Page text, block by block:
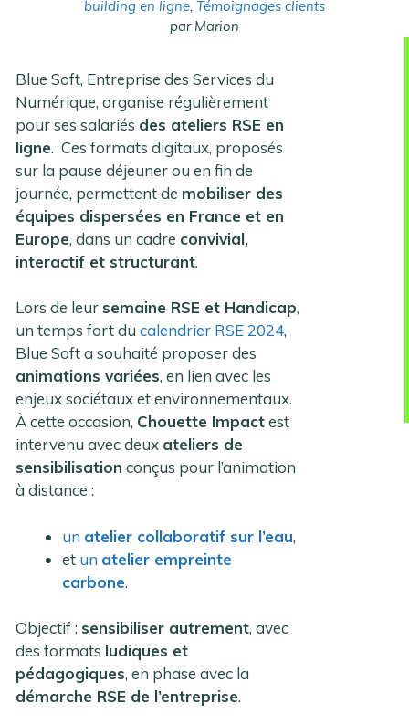
building en ligne Témoignages clients
par Marion
Blue Soft, Entreprise des Services du
Numérique, organise régulièrement
pour ses salariés des ateliers RSE en
ligne. Ces formats digitaux, proposés
sur la pause déjeuner ou en fin de
journée, permettent de mobiliser des
équipes dispersées en France et en
Europe, dans un cadre convivial,
interactif et structurant.
Lors de leursemaine RSE et Handicap,
un temps fort ducalendrier RSE 2024,
Blue Soft a souhaité proposer des
animations variées, en lien avec les
enjeux sociétaux et environnementaux.
À cette occasion, Chouette Impactest
intervenu avec deux ateliers de
sensibilisation conçus pour l’animation
à distance :
un atelier collaboratif sur l’eau,
et un atelier empreinte
carbone.
Objectif :sensibiliser autrement, avec
des formats ludiques et
pédagogiques, en phase avec la
démarche RSE de l’entreprise.